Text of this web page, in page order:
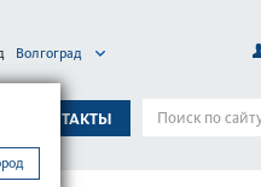
КОНТАКТЫ
Волгоград